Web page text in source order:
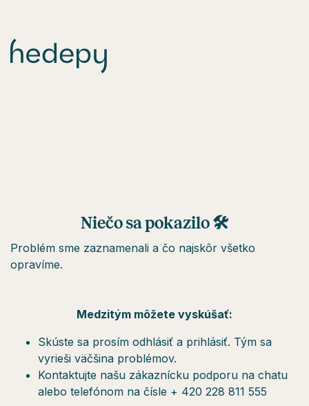
Niečo sa pokazilo 🛠
Problém sme zaznamenali a čo najskôr všetko
opravíme.
Medzitým môžete vyskúšať:
Skúste sa prosím odhlásiť a prihlásiť. Tým sa
vyrieši väčšina problémov.
Kontaktujte našu zákaznícku podporu na chatu
alebo telefónom na čísle + 420 228 811 555